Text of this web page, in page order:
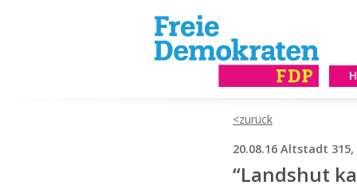
20.08.16 Altstadt
“Landshut